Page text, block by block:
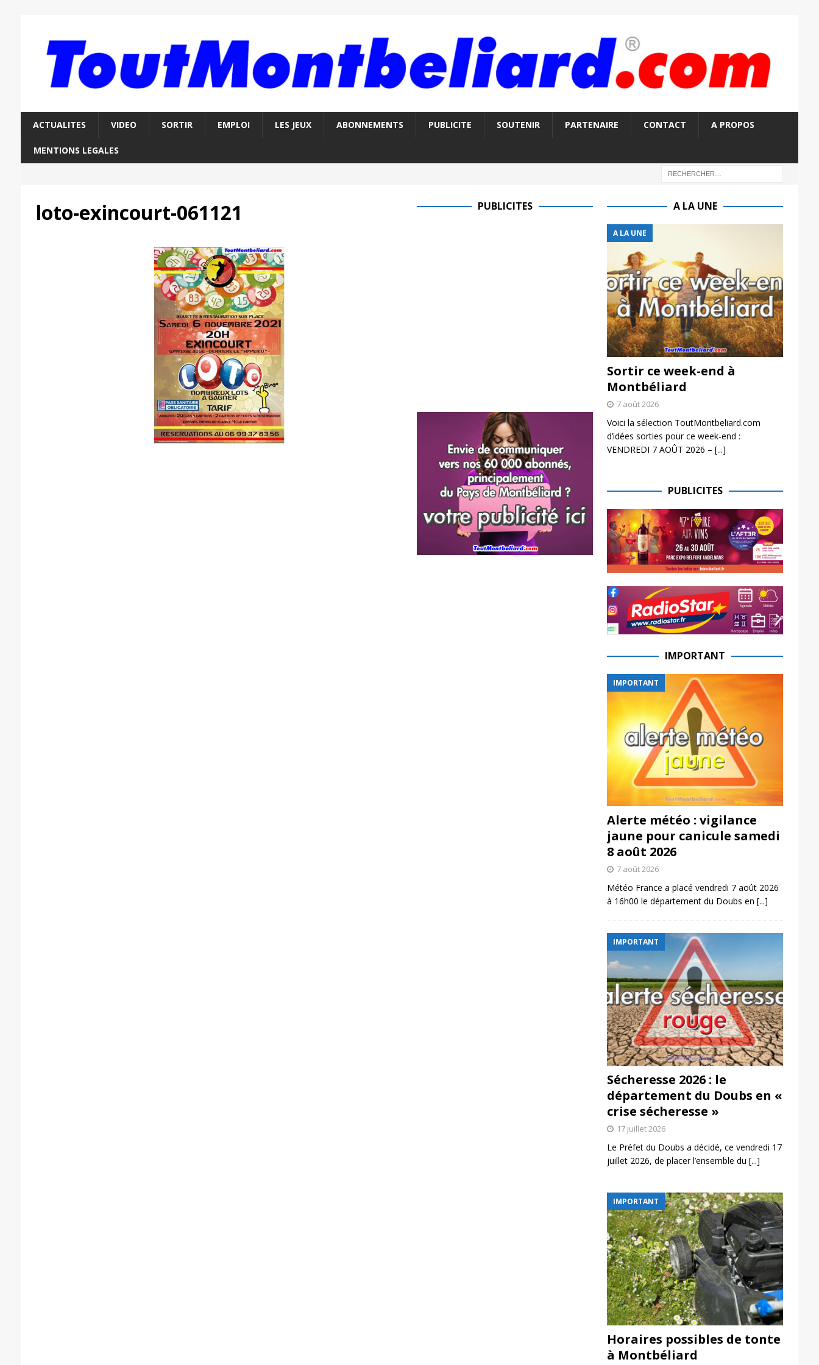
ACTUALITES VIDEO SORTIR EMPLOI LES JEUX ABONNEMENTS PUBLICITE SOUTENIR PARTENAIRE CONTACT A PROPOS
MENTIONS LEGALES
loto-exincourt-061121 PUBLICITES A LA UNE
A LA UNE
Sortir ce week-end à
Montbéliard
7 août 2026
Voici la sélection ToutMontbeliard.com
d’idées sorties pour ce week-end :
VENDREDI 7 AOÛT 2026 – [...]
PUBLICITES
IMPORTANT
IMPORTANT
Alerte météo : vigilance
jaune pour canicule samedi
8 août 2026
7 août 2026
Météo France a placé vendredi 7 août 2026
à 16h00 le département du Doubs en [...]
IMPORTANT
Sécheresse 2026 : le
département du Doubs en «
crise sécheresse »
17 juillet 2026
Le Préfet du Doubs a décidé, ce vendredi 17
juillet 2026, de placer l’ensemble du [...]
IMPORTANT
Horaires possibles de tonte
à Montbéliard